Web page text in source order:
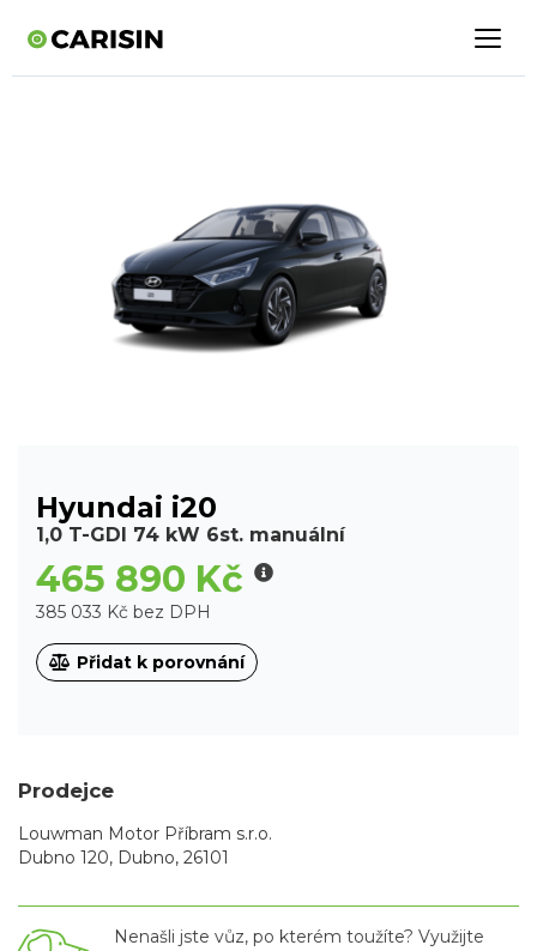
Hyundai i20
1,0 T-GDI 74 kW 6st. manuální
465 890 Kč
385 033 Kč bez DPH
Přidat k porovnání
Prodejce
Louwman Motor Příbram s.r.o.
Dubno 120, Dubno, 26101
Nenašli jste vůz, po kterém toužíte? Využijte